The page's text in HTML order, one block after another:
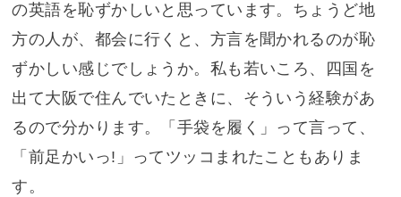
の英語を恥ずかしいと思っています。ちょうど地
方の人が、都会に行くと、方言を聞かれるのが恥
ずかしい感じでしょうか。私も若いころ、四国を
出て大阪で住んでいたときに、そういう経験があ
るので分かります。「手袋を履く」って言って、
「前足かいっ!」ってツッコまれたこともありま
す。